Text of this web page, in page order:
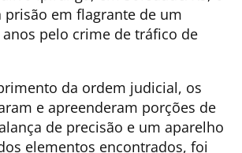
prisão em flagrante de um
pelo crime de tráfico de
da ordem judicial, os
e apreenderam porções de
de precisão e um aparelho
elementos encontrados, foi